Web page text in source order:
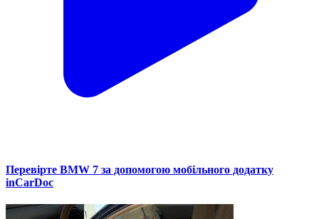
Перевірте BMW 7 за допомогою мобільного додатку
inCarDoc